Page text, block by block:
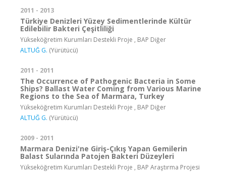
2011 - 2013
Türkiye Denizleri Yüzey Sedimentlerinde Kültür
Edilebilir Bakteri Çeşitliliği
Yükseköğretim Kurumları Destekli Proje , BAP Diğer
ALTUĞ G. (Yürütücü)
2011 - 2011
The Occurrence of Pathogenic Bacteria in Some
Ships? Ballast Water Coming from Various Marine
Regions to the Sea of Marmara, Turkey
Yükseköğretim Kurumları Destekli Proje , BAP Diğer
ALTUĞ G. (Yürütücü)
2009 - 2011
Marmara Denizi'ne Giriş-Çıkış Yapan Gemilerin
Balast Sularında Patojen Bakteri Düzeyleri
Yükseköğretim Kurumları Destekli Proje , BAP Araştırma Projesi